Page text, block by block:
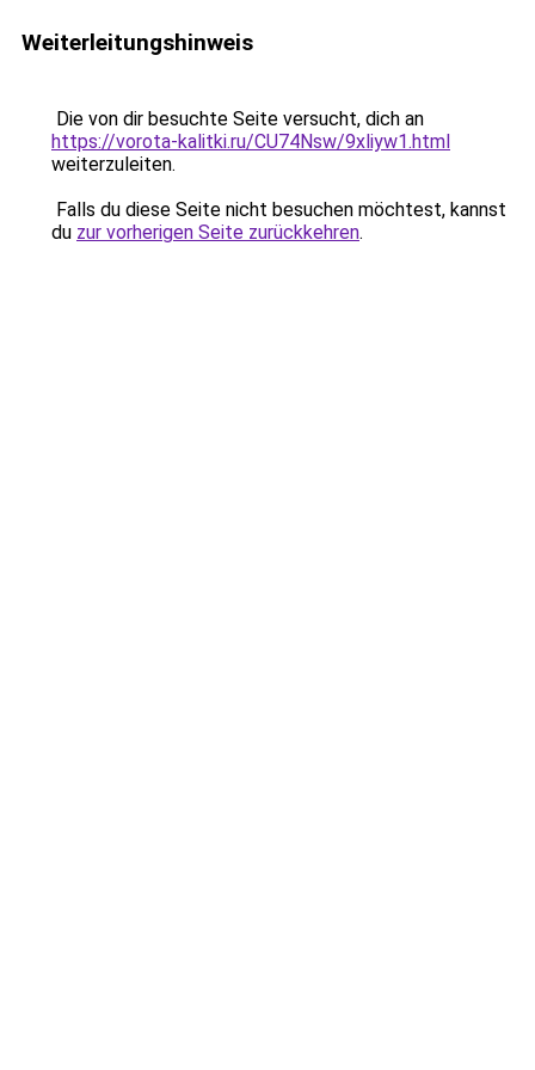
Weiterleitungshinweis
Die von dir besuchte Seite versucht, dich an
https://vorota-kalitki.ru/CU74Nsw/9xliyw1.html
weiterzuleiten.
Falls du diese Seite nicht besuchen möchtest, kannst
du zur vorherigen Seite zurückkehren.